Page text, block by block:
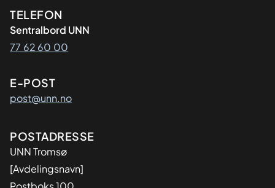
Kontaktinformasjon
TELEFON
Sentralbord UNN
77 62 60 00
E-POST
post@unn.no
Adresse
POSTADRESSE
UNN Tromsø
[Avdelingsnavn]